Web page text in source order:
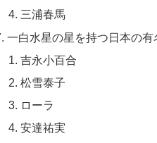
三浦春馬
一白水星の星を持つ日本の有
吉永小百合
松雪泰子
ローラ
安達祐実